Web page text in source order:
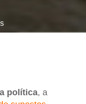
política, a